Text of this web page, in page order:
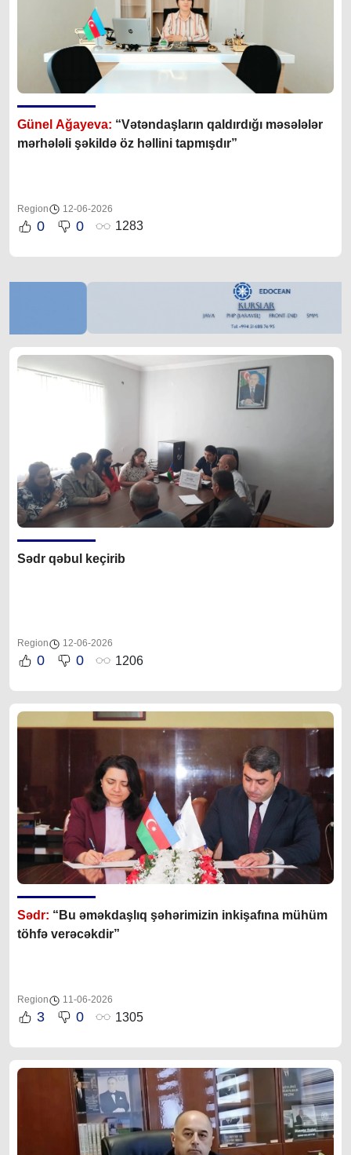
Günel Ağayeva: “Vətəndaşların qaldırdığı məsələlər
mərhələli şəkildə öz həllini tapmışdır”
Region 12-06-2026
0 0 1283
Sədr qəbul keçirib
Region 12-06-2026
0 0 1206
Sədr: “Bu əməkdaşlıq şəhərimizin inkişafına mühüm
töhfə verəcəkdir”
Region 11-06-2026
3 0 1305